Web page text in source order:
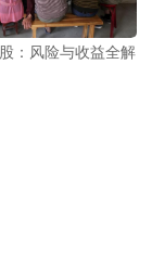
：风险与收益全解